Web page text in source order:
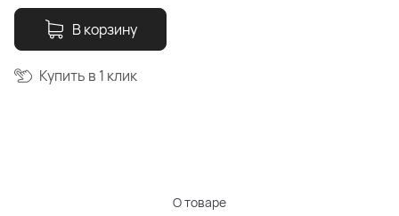
В корзину
Купить в 1 клик
О товаре